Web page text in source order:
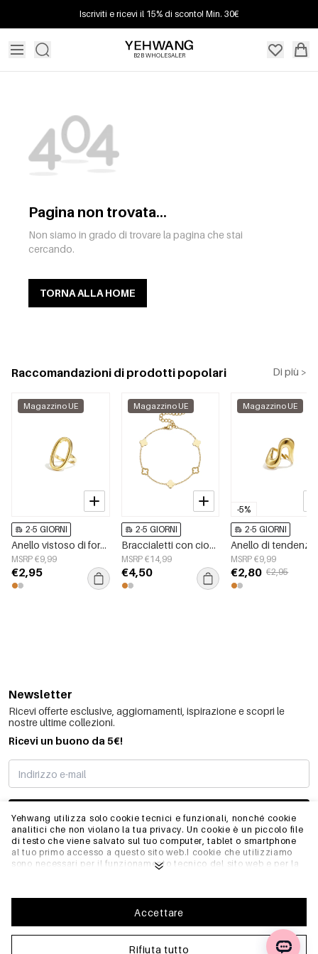
Iscriviti e ricevi il 15% di sconto! Min. 30€
B2B WHOLESALER
Yehwang utilizza solo cookie tecnici e funzionali, nonché cookie
analitici che non violano la tua privacy. Un cookie è un piccolo file
di testo che viene salvato sul tuo computer, tablet o smartphone
al tuo primo accesso a questo sito web.I cookie che utilizziamo
sono necessari per il funzionamento tecnico del sito web e per la
permettono anche di ottimizzare il nostro sito web.Per garantire
una buona esperienza di navigazione e acquisto su Yehwang, ti
Puoi disiscriverti dai cookie regolando le impostazioni del tuo
browser internet in modo che non memorizzi più i cookie. Puoi
Rifiuta tutto
Accettare
Pagina non trovata...
Non siamo in grado di trovare la pagina che stai
cercando.
TORNA ALLA HOME
Raccomandazioni di prodotti popolari Di più >
Magazzino UE
2-5 GIORNI
Anello vistoso di forma ovale e minimalista
MSRP €9,99
€2,95
Magazzino UE
2-5 GIORNI
Braccialetti con ciondoli in acciaio inossidabile placcato oro 14 carati, serie Clover Simple Daily Simple, gioielli da donna
MSRP €14,99
€4,50
-5%
Magazzino UE
2-5 GIORNI
MSRP €9,99
€2,80 €2,95
Newsletter
Ricevi offerte esclusive, aggiornamenti, ispirazione e scopri le
nostre ultime collezioni.
Ricevi un buono da 5€!
MI STO REGISTRANDO
INFO